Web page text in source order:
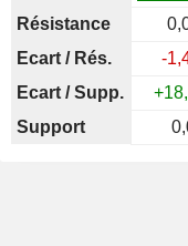
Résistance
Ecart / Rés.
-
Ecart / Supp.
Support